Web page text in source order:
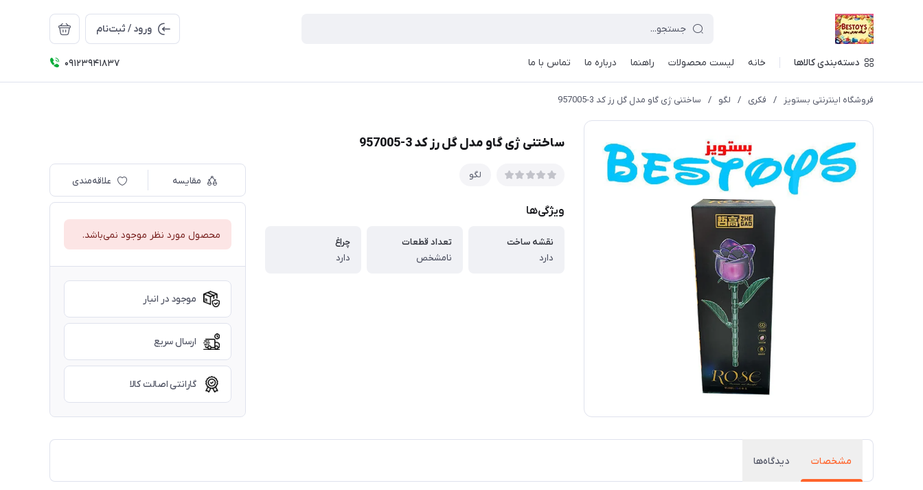
ورود / ثبت‌نام
دسته‌بندی کالاها خانه لیست محصولات راهنما درباره ما تماس با ما 09123941837
فروشگاه اینترنتی بستویز / فکری / لگو / ساختنی ژی گاو مدل گل رز کد 3-957005
ساختنی ژی گاو مدل گل رز کد 3-957005
لگو
ویژگی‌ها
نقشه ساخت
دارد
تعداد قطعات
نامشخص
چراغ
دارد
مقایسه علاقه‌مندی
محصول مورد نظر موجود نمی‌باشد.
موجود در انبار
ارسال سریع
گارانتی اصالت کالا
مشخصات دیدگاه‌ها